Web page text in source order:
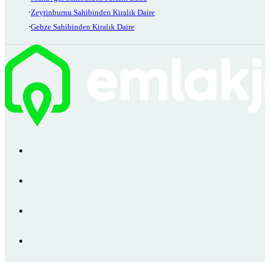
Zeytinburnu Sahibinden Kiralık Daire
Gebze Sahibinden Kiralık Daire